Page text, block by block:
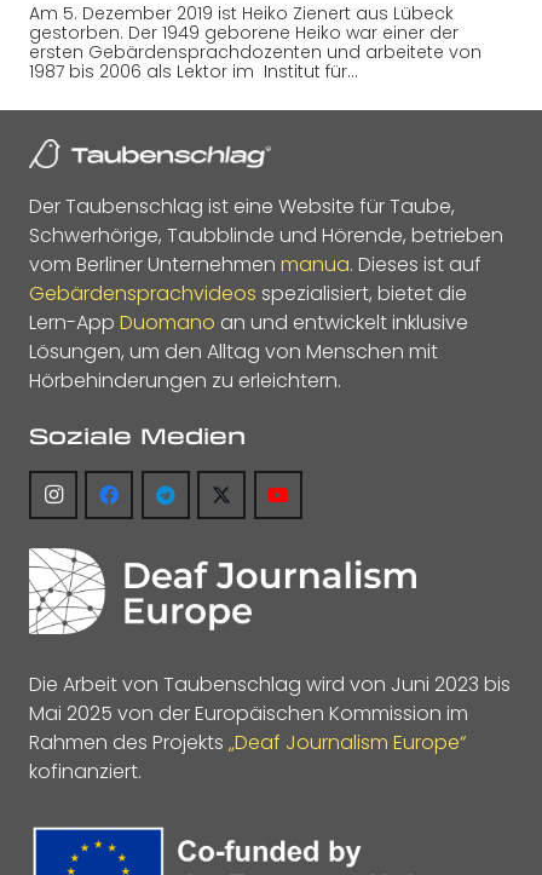
Am 5. Dezember 2019 ist Heiko Zienert aus Lübeck
gestorben. Der 1949 geborene Heiko war einer der
ersten Gebärdensprachdozenten und arbeitete von
1987 bis 2006 als Lektor im Institut für…
Der Taubenschlag ist eine Website für Taube,
Schwerhörige, Taubblinde und Hörende, betrieben
vom Berliner Unternehmen manua. Dieses ist auf
Gebärdensprachvideos spezialisiert, bietet die
Lern-App Duomano an und entwickelt inklusive
Lösungen, um den Alltag von Menschen mit
Hörbehinderungen zu erleichtern.
Soziale Medien
Die Arbeit von Taubenschlag wird von Juni 2023 bis
Mai 2025 von der Europäischen Kommission im
Rahmen des Projekts „Deaf Journalism Europe“
kofinanziert.